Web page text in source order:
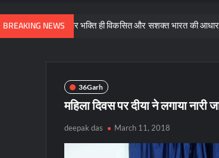
BREAKING NEWS
और भक्ति ही विकसित और सशक्त भारत की आधारशिला : साय
36Garh
महिला दिवस पर दीया ने लगाया नारी
deepak das March 11, 2018